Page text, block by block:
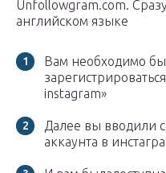
Unfollowgram.com.
английском языке
Вам необходимо
instagram»
Далее вы вводили
аккаунта в